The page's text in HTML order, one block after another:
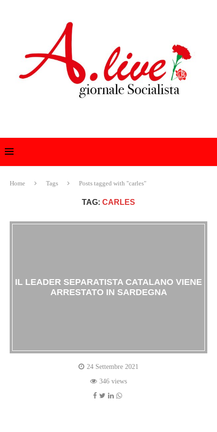
Home Tags Posts tagged with "carles"
TAG: CARLES
IL LEADER SEPARATISTA CATALANO VIENE
ARRESTATO IN SARDEGNA
24 Settembre 2021
346 views